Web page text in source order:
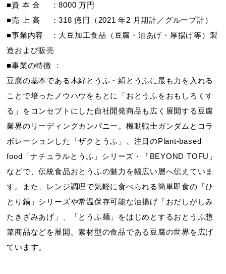
■資 本 金 ：8000 万円
■売 上 高 ：318 億円（2021 年2 月期計／グループ計）
■事業内容 ：大豆加工食品（豆腐・油あげ・厚揚げ等）製
造および販売
■事業の特徴 ：
豆腐の基本である木綿とうふ・絹とうふに最も力を入れる
ことで培ったノウハウをもとに「おとうふをおもしろくす
る」をコンセプトにした自社開発商品も広く展開する豆腐
業界のリーディングカンパニー。機動戦士ガンダムとコラ
ボレーションした「ザクとうふ」、注目のPlant-based
food「ナチュラルとうふ」シリーズ・「BEYOND TOFU」
などで、伝統食品おとうふの魅力を幅広い層へ伝えていま
す。また、レンジ調理で気軽に食べられる簡単即食の「ひ
とり鍋」シリーズや常温保存可能な油揚げ「おだしがしみ
たきざみあげ」、「とうふ麺」をはじめとするおとうふ惣
菜商品などを展開。素材型の食品である豆腐の世界を広げ
ています。